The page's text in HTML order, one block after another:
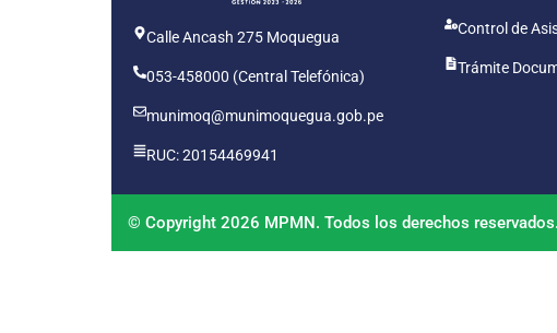
Calle Ancash 275 Moquegua
053-458000 (Central Telefónica)
munimoq@munimoquegua.gob.pe
RUC: 20154469941
Control de
Trámite
© Copyright 2026 MPMN. Todos los derechos reservados.